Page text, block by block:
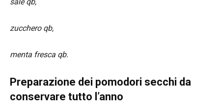
zucchero qb,
menta fresca qb.
Preparazione dei pomodori secchi da
conservare tutto l’anno